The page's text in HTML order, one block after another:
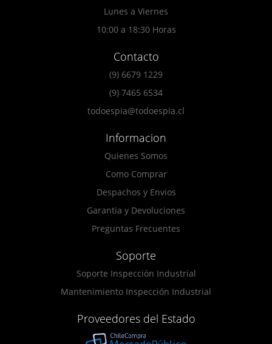
Lunes a Viernes
10:00 a 18:30 Horas
Contacto
(9) 6679 1229
(9) 7465 6534
todoespia@todoespia.cl
Informacion
Quienes Somos
Como Comprar
Despachos y Envios
Garantia y Devoluciones
Preguntas Frecuentes
Soporte
Soporte Inspección Industrial
Mantenimiento Inspección Industrial
Proveedores del Estado